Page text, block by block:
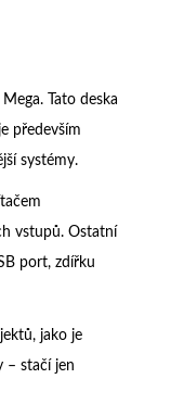
Tato deska
především
systémy.
vstupů. Ostatní
port, zdířku
jako je
– stačí jen